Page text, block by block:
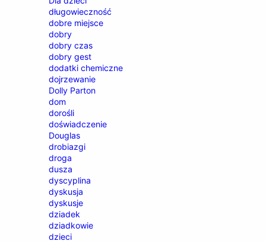
długowieczność
dobre miejsce
dobry
dobry czas
dobry gest
dodatki chemiczne
dojrzewanie
Dolly Parton
dom
dorośli
doświadczenie
Douglas
drobiazgi
droga
dusza
dyscyplina
dyskusja
dyskusje
dziadek
dziadkowie
dzieci